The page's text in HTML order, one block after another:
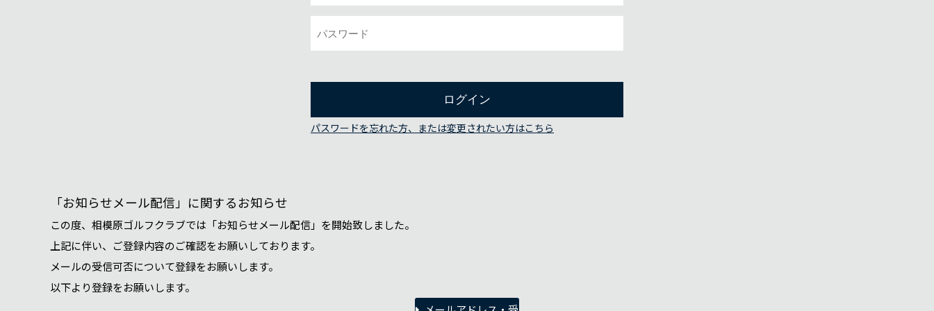
パスワードを忘れた方、または変更されたい方はこちら
「お知らせメール配信」に関するお知らせ
この度、相模原ゴルフクラブでは「お知らせメール配信」を開始致しました。
上記に伴い、ご登録内容のご確認をお願いしております。
メールの受信可否について登録をお願いします。
以下より登録をお願いします。